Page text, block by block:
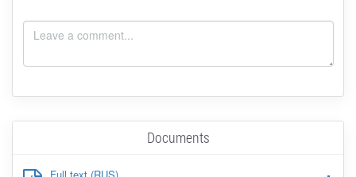
Documents
Full text (RUS)